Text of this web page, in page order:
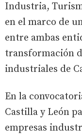
Industria,
en el marco de
entre ambas
transformación
industriales de
En la
Castilla y León
empresas